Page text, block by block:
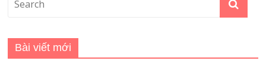
Bài viết mới